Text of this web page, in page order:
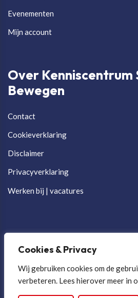
Cookies & Privacy
Wij gebruiken cookies om de
verbeteren. Lees hierover meer in
Evenementen
Mijn account
Over Kenniscentrum
Bewegen
Contact
Cookieverklaring
Disclaimer
Privacyverklaring
Werken bij | vacatures
Cookievoorkeuren aanpassen